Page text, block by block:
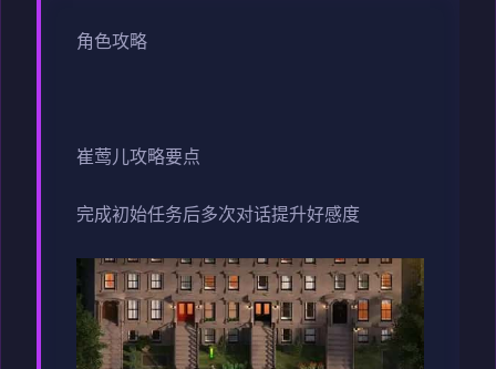
角色攻略
崔莺儿攻略要点
完成初始任务后多次对话提升好感度